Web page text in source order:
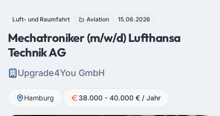
Luft- und Raumfahrt Aviation 15.06.2026
Mechatroniker (m/w/d) Lufthansa
Technik AG
Upgrade4You GmbH
Hamburg 38.000 - 40.000 € / Jahr